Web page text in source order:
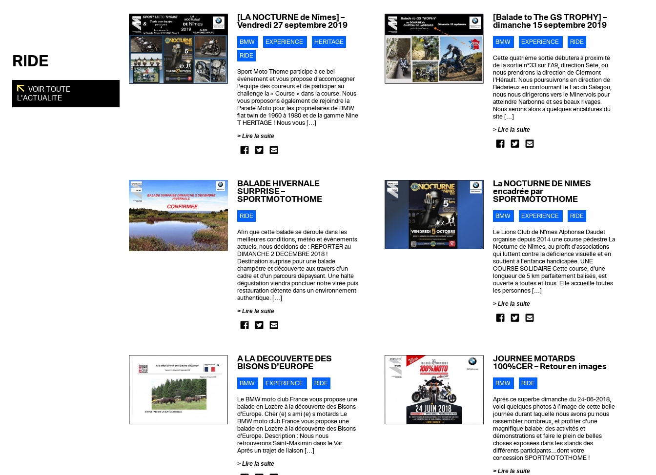
RIDE
VOIR TOUTE
L'ACTUALITÉ
[LA NOCTURNE de Nîmes] –
Vendredi 27 septembre 2019
BMW EXPERIENCE
HERITAGE
RIDE
Sport Moto Thome participe à ce bel
événement et vous propose d’accompagner
l’équipe des coureurs et de participer au
challenge la « Course » dans la course. Nous
vous proposons également de rejoindre la
Parade Moto pour les propriétaires de BMW
flat twin de 1960 à 1980 et de la gamme Nine
T HERITAGE ! Nous vous […]
Lire la suite
[Balade to The GS TROPHY] –
dimanche 15 septembre 2019
BMW EXPERIENCE RIDE
Cette quatrième sortie débutera à proximité
de la sortie n°33 sur l’A9, direction Sète, où
nous prendrons la direction de Clermont
l’Hérault. Nous poursuivrons en direction de
Bédarieux en contournant le Lac du Salagou,
nous nous dirigerons vers le Minervois pour
atteindre Narbonne et ses beaux rivages.
Nous serons alors à quelques encablures du
site […]
Lire la suite
BALADE HIVERNALE
SURPRISE –
SPORTMOTOTHOME
RIDE
Afin que cette balade se déroule dans les
meilleures conditions, météo et évènements
actuels, nous décidons de : REPORTER au
DIMANCHE 2 DECEMBRE 2018 !
Destination surprise pour une balade
champêtre et découverte aux travers d’un
cadre et d’un parcours dépaysant. Une halte
dégustation viendra ponctuer notre virée puis
restauration détente dans un environnement
authentique. […]
Lire la suite
La NOCTURNE DE NIMES
encadrée par
SPORTMOTOTHOME
BMW EXPERIENCE RIDE
Le Lions Club de Nîmes Alphonse Daudet
organise depuis 2014 une course pédestre La
Nocturne de Nîmes, au proﬁt d’associations
qui luttent contre la déficience visuelle et en
soutient à l’enfance handicapée. UNE
COURSE SOLIDAIRE Cette course, d’une
longueur de 5 km parfaitement balisés, est
ouverte à toutes et tous. Elle accueille toutes
les personnes […]
Lire la suite
A LA DECOUVERTE DES
BISONS D’EUROPE
BMW EXPERIENCE RIDE
Le BMW moto club France vous propose une
balade en Lozère à la découverte des Bisons
d’Europe. Chèr (e) s ami (e) s motards Le
BMW moto club France vous propose une
balade en Lozère à la découverte des Bisons
d’Europe. Description : Nous nous
retrouverons Saint-Maximin dans le Var.
Après un trajet de liaison […]
Lire la suite
JOURNEE MOTARDS
100%CER – Retour en images
BMW RIDE
Après ce superbe dimanche du 24-06-2018,
voici quelques photos à l’image de cette belle
journée durant laquelle nous avons pu nous
rassembler nombreux, et profiter d’une
magnifique balabe, des activités et
démonstrations et faire le plein de belles
choses exposées dans les stands des
différents participants…dont votre
concession SPORTMOTOTHOME !
Lire la suite